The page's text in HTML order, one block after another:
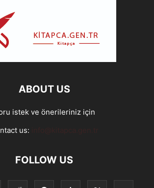
ABOUT US
istek ve önerileriniz için
us:
info@kitapca.gen.tr
FOLLOW US